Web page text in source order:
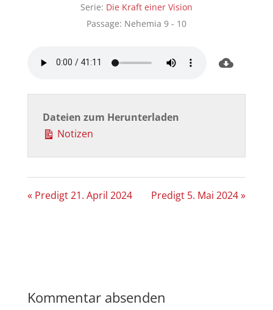
Serie: Die Kraft einer Vision
Passage: Nehemia 9 - 10
Dateien zum Herunterladen
Notizen
« Predigt 21. April 2024 Predigt 5. Mai 2024 »
Kommentar absenden